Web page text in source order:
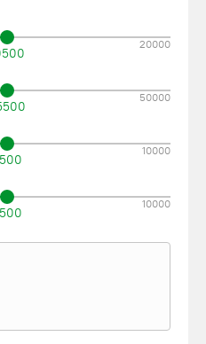
20000
50000
10000
10000